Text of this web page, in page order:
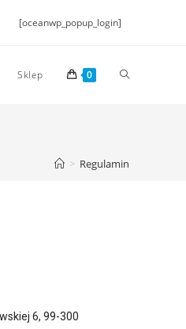
[oceanwp_popup_login]
Sklep 0
> Regulamin
6, 99-300